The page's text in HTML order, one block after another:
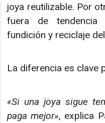
joya reutilizable. Por
fuera de
fundición y reciclaje
La diferencia es clave
«Si una joya sigue
paga mejor», explica